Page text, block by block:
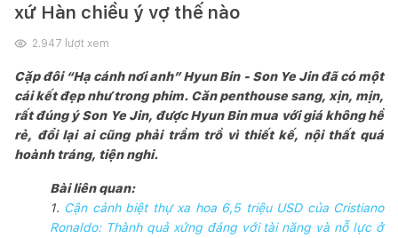
xứ Hàn chiều ý vợ thế nào
2.947 lượt xem
Cặp đôi “Hạ cánh nơi anh” Hyun Bin - Son Ye Jin đã có một
cái kết đẹp như trong phim. Căn penthouse sang, xịn, mịn,
rất đúng ý Son Ye Jin, được Hyun Bin mua với giá không hề
rẻ, đổi lại ai cũng phải trầm trồ vì thiết kế, nội thất quá
hoành tráng, tiện nghi.
Bài liên quan:
1. Cận cảnh biệt thự xa hoa 6,5 triệu USD của Cristiano
Ronaldo: Thành quả xứng đáng với tài năng và nỗ lực ở